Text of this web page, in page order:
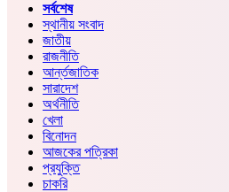
সর্বশেষ
স্থানীয় সংবাদ
জাতীয়
রাজনীতি
আর্ন্তজাতিক
সারাদেশ
অর্থনীতি
খেলা
বিনোদন
আজকের পত্রিকা
প্রযুক্তি
চাকরি